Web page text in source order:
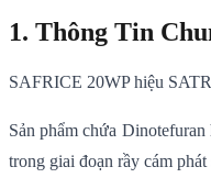
1. Thông Tin
SAFRICE 20WP hiệu
Sản phẩm chứa
trong giai đoạn rầy cám